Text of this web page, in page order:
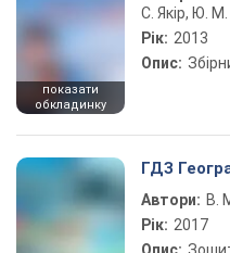
показати
обкладинку
С. Якір, Ю.
Рік: 2013
Опис:
ГДЗ
Автори: В.
Рік: 2017